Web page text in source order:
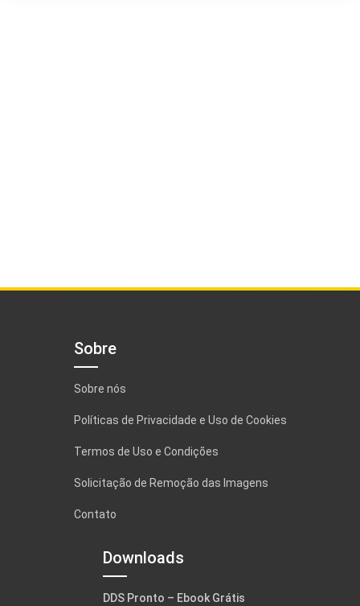
Sobre
Sobre nós
Políticas de Privacidade e Uso de Cookies
Termos de Uso e Condições
Solicitação de Remoção das Imagens
Contato
Downloads
DDS Pronto – Ebook Grátis